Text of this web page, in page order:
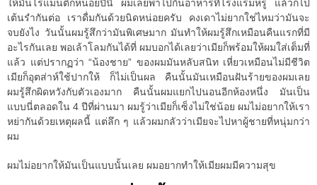
ให้มันโรแมนติกหน่อยปีนี้ ผมเลยพาไปกินอาหารที่โรงแรมหรู แล้วก็ไป
เต้นรำกันต่อ เราดื่มกันด้วยนิดหน่อยครับ คงเดาไม่ยากใช่ไหมว่ามันจะ
จบยังไง วันนั้นผมรู้สึกว่ามันพิเศษมาก มันทำให้ผมรู้สึกเหมือนคืนแรกที่มี
อะไรกันเลย พอเล้าโลมกันได้ที่ ผมบอกได้เลยว่าเมียก็พร้อมให้ผมใส่เต็มที่
แล้ว แต่ปรากฏว่า “น้องชาย” ของผมมันหลับสนิท เหี่ยวเหมือนไม่มีชีวิต
เมียก็อุตส่าห์ใช้ปากให้ ก็ไม่เป็นผล คืนนั้นมันเหมือนฝันร้ายของผมเลย
ผมรู้สึกผิดหวังกับตัวเองมาก คืนนั้นผมแยกไปนอนอีกห้องหนึ่ง มันเป็น
แบบนี่ตลอดใน 4 ปีที่ผ่านมา ผมรู้ว่าเมียก็เซ็งไม่ใช่น้อย ผมไม่อยากให้เรา
หย่ากันด้วยเหตุผลนี้ แต่ลึก ๆ แล้วผมกลัวว่าเมียจะไปหาผู้ชายที่หนุ่มกว่า
ผม
ผมไม่อยากให้มันเป็นแบบนั้นเลย ผมอยากทำให้เมียผมมีความสุข